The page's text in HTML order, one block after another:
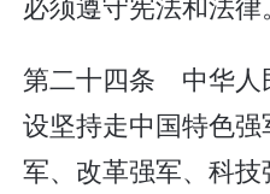
第二十四条 中华人
设坚持走中国特色
军、改革强军、科